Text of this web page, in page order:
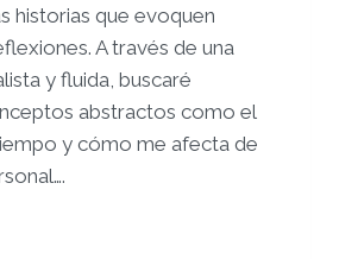
historias que evoquen
A través de una
y fluida, buscaré
abstractos como el
y cómo me afecta de